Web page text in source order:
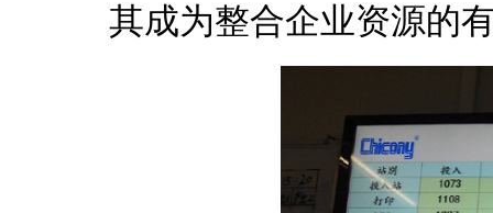
其成为整合企业资源的